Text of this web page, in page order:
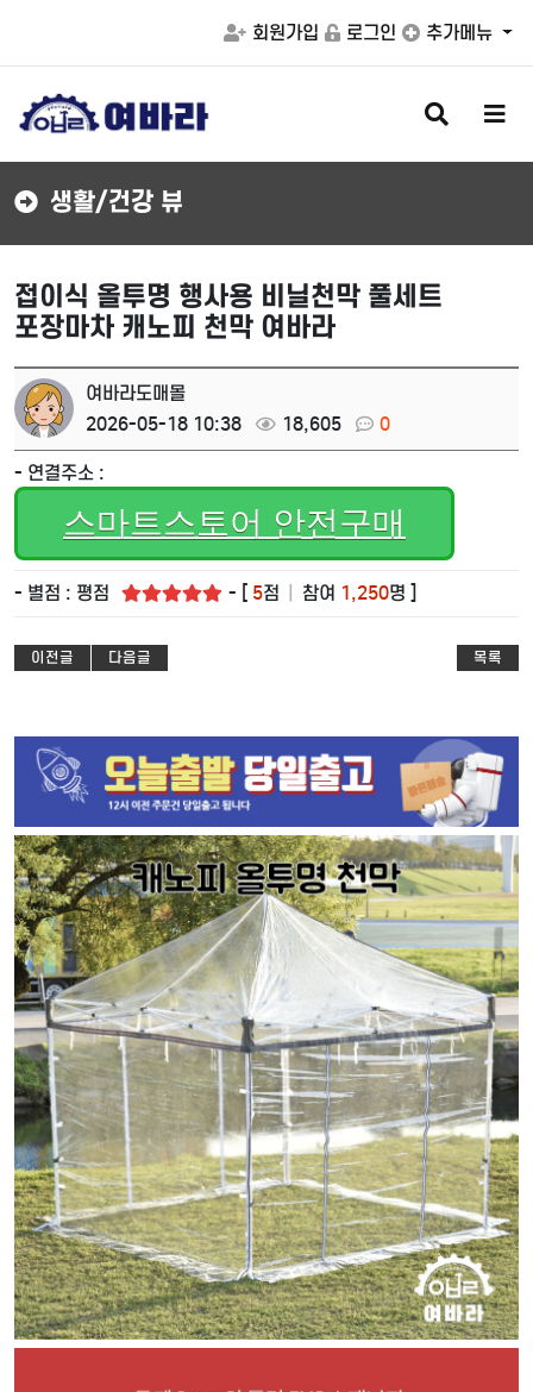
회원가입 로그인 추가메뉴
검
색
버
메
버
생활/건강 뷰
접이식 올투명 행사용 비닐천막 풀세트
포장마차 캐노피 천막 여바라
여바라도매몰
2026-05-18 10:38
18,605 0
- 연결주소 :
스마트스토어 안전구매
- 별점 : 평점 - [ 5점 참여 1,250명 ]
이전글 다음글 목록